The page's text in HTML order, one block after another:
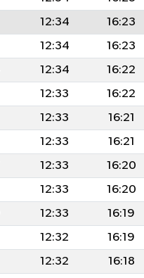
12:34 16:23
12:34 16:23
12:34 16:22
12:33 16:22
12:33 16:21
12:33 16:21
12:33 16:20
12:33 16:20
12:33 16:19
12:32 16:19
12:32 16:18